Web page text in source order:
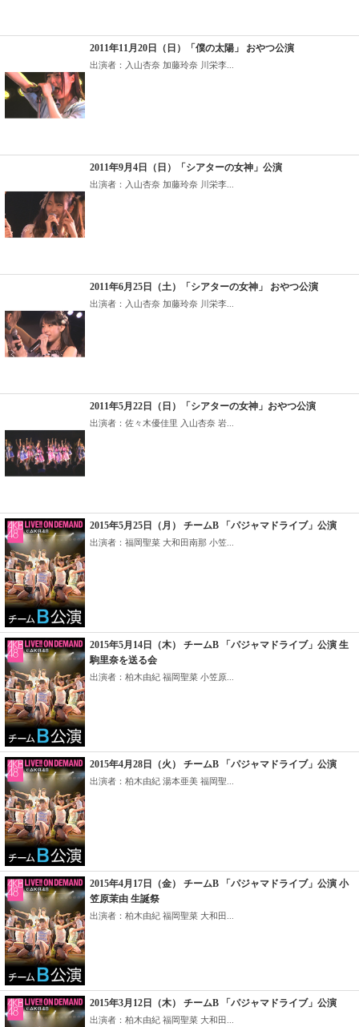
2011年11月20日（日）「僕の太陽」 おやつ公演
出演者：入山杏奈 加藤玲奈 川栄李...
2011年9月4日（日）「シアターの女神」公演
出演者：入山杏奈 加藤玲奈 川栄李...
2011年6月25日（土）「シアターの女神」 おやつ公演
出演者：入山杏奈 加藤玲奈 川栄李...
2011年5月22日（日）「シアターの女神」おやつ公演
出演者：佐々木優佳里 入山杏奈 岩...
2015年5月25日（月） チームB 「パジャマドライブ」公演
出演者：福岡聖菜 大和田南那 小笠...
2015年5月14日（木） チームB 「パジャマドライブ」公演 生
駒里奈を送る会
出演者：柏木由紀 福岡聖菜 小笠原...
2015年4月28日（火） チームB 「パジャマドライブ」公演
出演者：柏木由紀 湯本亜美 福岡聖...
2015年4月17日（金） チームB 「パジャマドライブ」公演 小
笠原茉由 生誕祭
出演者：柏木由紀 福岡聖菜 大和田...
2015年3月12日（木） チームB 「パジャマドライブ」公演
出演者：柏木由紀 福岡聖菜 大和田...